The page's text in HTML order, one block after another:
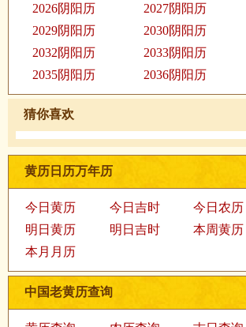
2026阴阳历 2027阴阳历
2029阴阳历
2030阴阳历
2032阴阳历
2033阴阳历
2035阴阳历
2036阴阳历
猜你喜欢
黄历日历万年历
今日黄历 今日吉时 今日农历
明日黄历
明日吉时 本周黄历
本月月历
中国老黄历查询